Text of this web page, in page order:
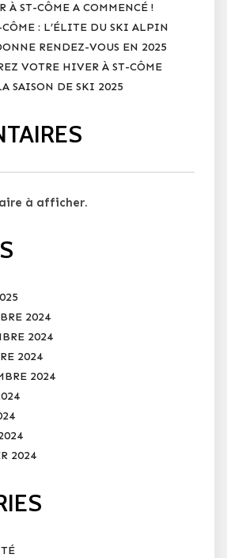
À ST-CÔME A COMMENCÉ !
CÔME : L’ÉLITE DU SKI ALPIN
RENDEZ-VOUS EN 2025
VOTRE HIVER À ST-CÔME
SAISON DE SKI 2025
à afficher.
2024
2024
2024
2024
2024